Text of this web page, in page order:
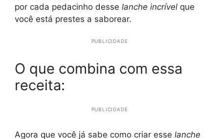
por cada pedacinho desse lanche incrível que
você está prestes a saborear.
PUBLICIDADE
O que combina com essa
receita:
PUBLICIDADE
Agora que você já sabe como criar esse lanche